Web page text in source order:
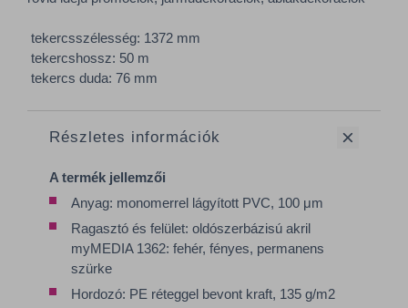
tekercsszélesség: 1372 mm
tekercshossz: 50 m
tekercs duda: 76 mm
Részletes információk
A termék jellemzői
Anyag: monomerrel lágyított PVC, 100 μm
Ragasztó és felület: oldószerbázisú akril
myMEDIA 1362: fehér, fényes, permanens
szürke
Hordozó: PE réteggel bevont kraft, 135 g/m2